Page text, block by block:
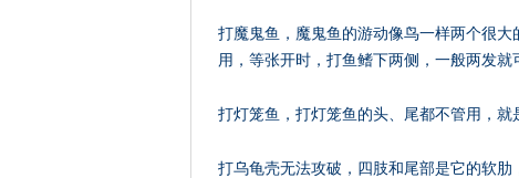
打魔鬼鱼，魔鬼鱼的游动像鸟一样两个很
用，等张开时，打鱼鳍下两侧，一般两发就
打灯笼鱼，打灯笼鱼的头、尾都不管用，就
打乌龟壳无法攻破，四肢和尾部是它的软肋